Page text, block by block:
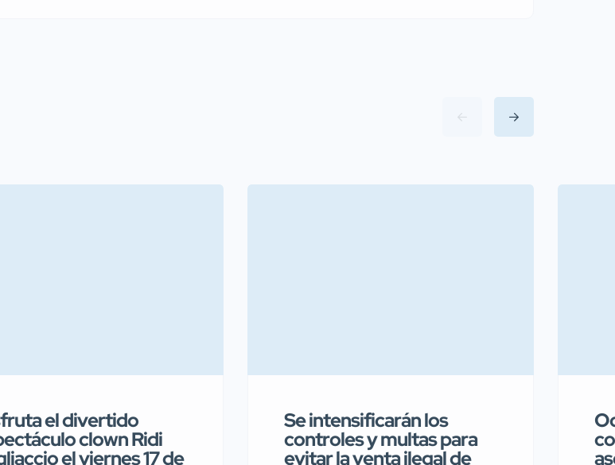
el divertido
clown Ridi
el viernes 17 de
Se intensificarán los
controles y multas para
evitar la venta ilegal de